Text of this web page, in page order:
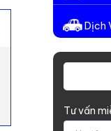
Dịch
Tư vấn